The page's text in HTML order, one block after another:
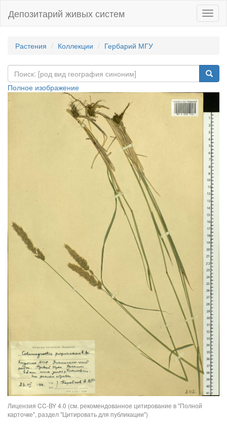
Депозитарий живых систем
Растения Коллекции Гербарий МГУ
Полное изображение
Лицензия CC-BY 4.0 (см. рекомендованное цитирование в "Полной
карточке", раздел "Цитировать для публикации")